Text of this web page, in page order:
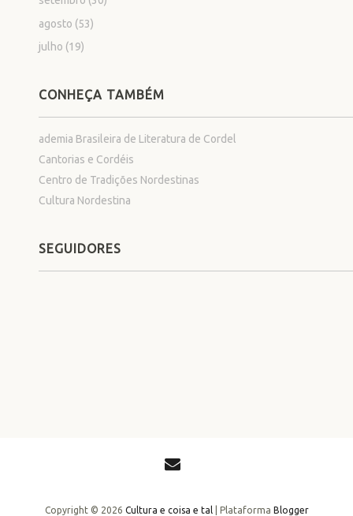
agosto (53)
julho (19)
CONHEÇA TAMBÉM
ademia Brasileira de Literatura de Cordel
Cantorias e Cordéis
Centro de Tradições Nordestinas
Cultura Nordestina
SEGUIDORES
Copyright © 2026 Cultura e coisa e tal| Plataforma Blogger